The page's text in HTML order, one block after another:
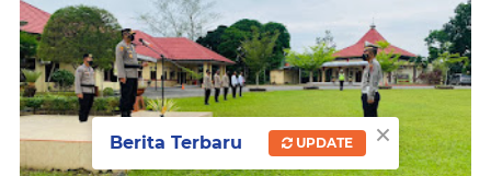
×
Berita Terbaru UPDATE